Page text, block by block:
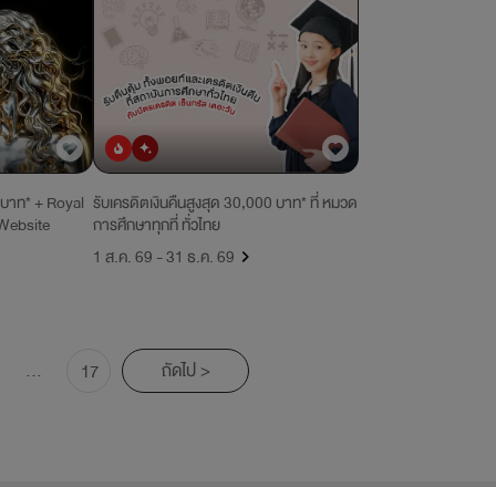
าท* + Royal
ยอดนิยมมาใหม่
รับเครดิตเงินคืนสูงสุด 30,000 บาท* ที่ หมวด
การศึกษาทุกที่ ทั่วไทย
1 ส.ค. 69 - 31 ธ.ค. 69
... 17 ถัดไป >